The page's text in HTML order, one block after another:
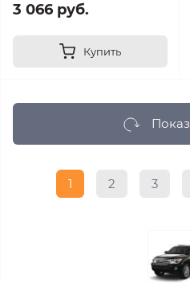
3 066 руб.
Купить
1 2 3